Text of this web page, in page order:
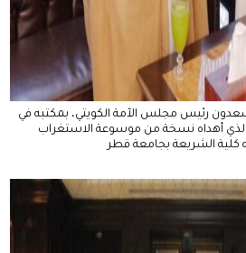
رئيس مجلس الأمة الكويتي، بمكتبه في
أهداه نسخة من موسوعة الاستغراب
كلية الشريعة بجامعة قطر